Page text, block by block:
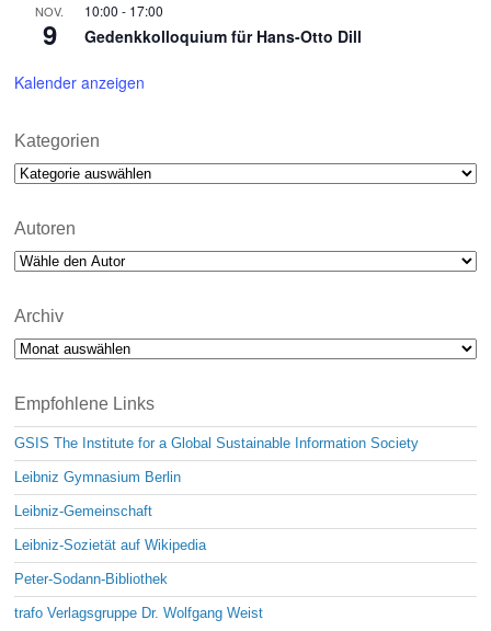
NOV.
9
10:00 - 17:00
Gedenkkolloquium für Hans-Otto Dill
Kalender anzeigen
Kategorien
Kategorien
Autoren
Archiv
Archiv
Empfohlene Links
GSIS The Institute for a Global Sustainable Information Society
Leibniz Gymnasium Berlin
Leibniz-Gemeinschaft
Leibniz-Sozietät auf Wikipedia
Peter-Sodann-Bibliothek
trafo Verlagsgruppe Dr. Wolfgang Weist